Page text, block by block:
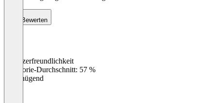
Bewerten
Benutzerfreundlichkeit
Kategorie-Durchschnitt: 57 %
Ungenügend